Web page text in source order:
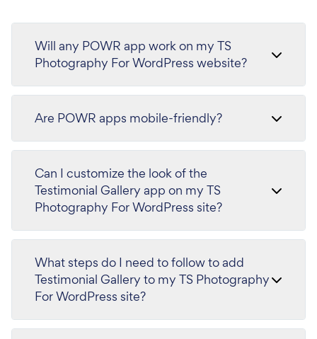
Will any POWR app work on my TS
Photography For WordPress website?
Are POWR apps mobile-friendly?
Can I customize the look of the
Testimonial Gallery app on my TS
Photography For WordPress site?
What steps do I need to follow to add
Testimonial Gallery to my TS Photography
For WordPress site?